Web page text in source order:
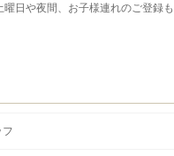
日や夜間、お子様連れのご登録